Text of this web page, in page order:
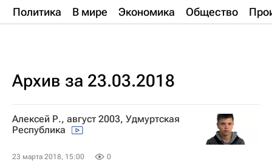
Политика В мире Экономика Общество
Архив за 23.03.2018
Алексей Р., август 2003, Удмуртская
Республика
23 марта 2018, 15:00 0